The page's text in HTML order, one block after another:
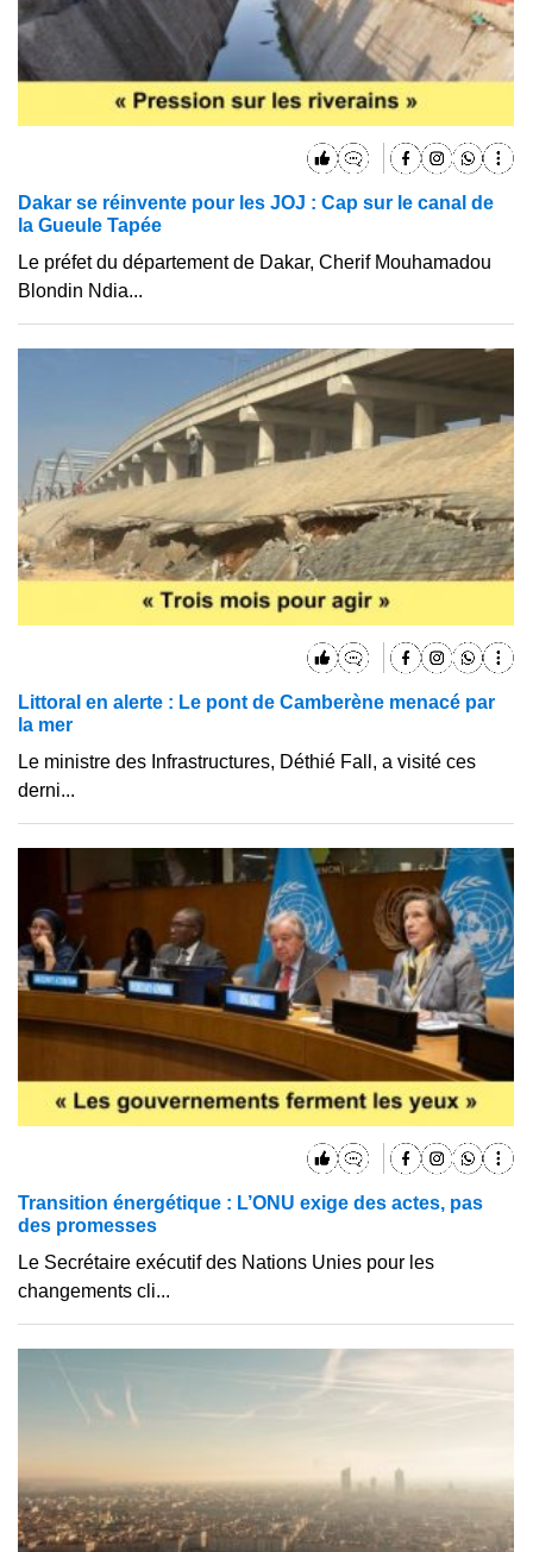
Dakar se réinvente pour les JOJ : Cap sur le canal de
la Gueule Tapée
Le préfet du département de Dakar, Cherif Mouhamadou
Blondin Ndia...
Littoral en alerte : Le pont de Camberène menacé par
la mer
Le ministre des Infrastructures, Déthié Fall, a visité ces
derni...
Transition énergétique : L’ONU exige des actes, pas
des promesses
Le Secrétaire exécutif des Nations Unies pour les
changements cli...